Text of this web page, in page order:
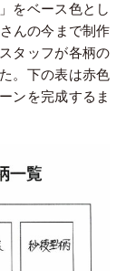
をベース色とし
んの今まで制作
タッフが各柄の
。下の表は赤色
ンを完成するま